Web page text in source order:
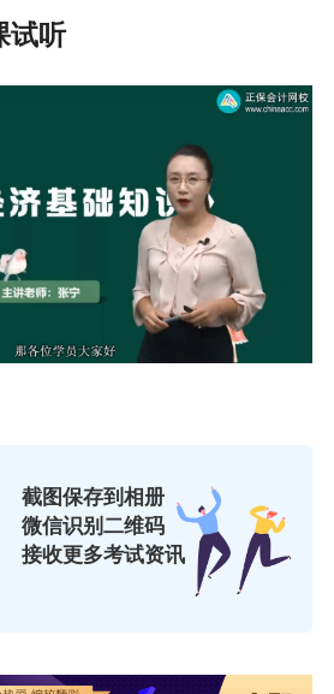
试听
截图保存到相册
微信识别二维码
接收更多考试资讯